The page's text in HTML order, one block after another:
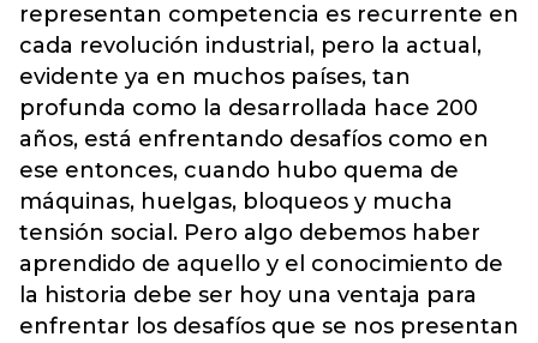
representan competencia es recurrente en
cada revolución industrial, pero la actual,
evidente ya en muchos países, tan
profunda como la desarrollada hace 200
años, está enfrentando desafíos como en
ese entonces, cuando hubo quema de
máquinas, huelgas, bloqueos y mucha
tensión social. Pero algo debemos haber
aprendido de aquello y el conocimiento de
la historia debe ser hoy una ventaja para
enfrentar los desafíos que se nos presentan